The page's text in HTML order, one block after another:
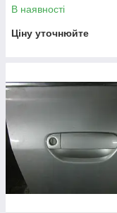
В наявності
Ціну уточнюйте